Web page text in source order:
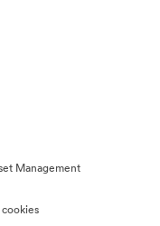
Management